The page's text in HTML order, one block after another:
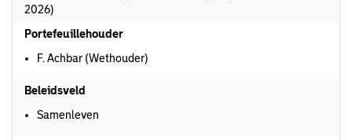
2026)
Portefeuillehouder
F. Achbar (Wethouder)
Beleidsveld
Samenleven